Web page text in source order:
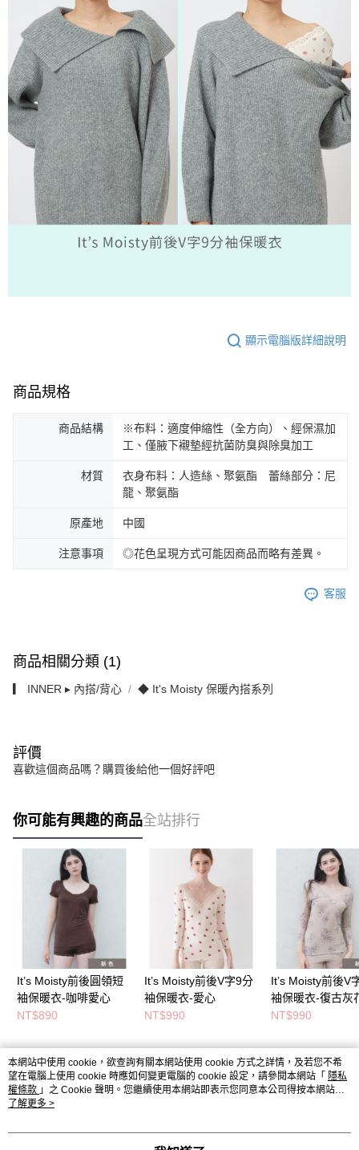
顯示電腦版詳細說明
商品規格
商品結構
※布料：適度伸縮性（全方向）、經保濕加
工、僅腋下襯墊經抗菌防臭與除臭加工
材質
衣身布料：人造絲、聚氨酯 蕾絲部分：尼
龍、聚氨酯
原產地 中國
注意事項 ◎花色呈現方式可能因商品而略有差異。
客服
商品相關分類 (1)
▎ INNER ▸ 內搭/背心 ◆ It's Moisty 保暖內搭系列
評價
喜歡這個商品嗎？購買後給他一個好評吧
你可能有興趣的商品全站排行
It’s Moisty前後圓領短
袖保暖衣-咖啡愛心
NT$890
It’s Moisty前後V字9分
袖保暖衣-愛心
NT$990
It’s Moisty前後V
袖保暖衣-復古灰
NT$990
熱門標籤
本網站中使用 cookie，欲查詢有關本網站使用 cookie 方式之詳情，及若您不希
望在電腦上使用 cookie 時應如何變更電腦的 cookie 設定，請參閱本網站「 隱私
權條款 」之 Cookie 聲明。您繼續使用本網站即表示您同意本公司得按本網站使
用條款之 Cookie 聲明使用 cookie。
了解更多 >